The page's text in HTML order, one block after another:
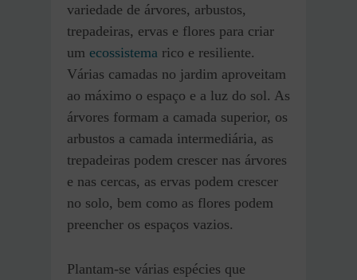
variedade de árvores, arbustos,
trepadeiras, ervas e flores para criar
um ecossistema rico e resiliente.
Várias camadas no jardim aproveitam
ao máximo o espaço e a luz do sol. As
árvores formam a camada superior, os
arbustos a camada intermediária, as
trepadeiras podem crescer nas árvores
e nas cercas, as ervas podem crescer
no solo, bem como as flores podem
preencher os espaços vazios.
Plantam-se várias espécies que